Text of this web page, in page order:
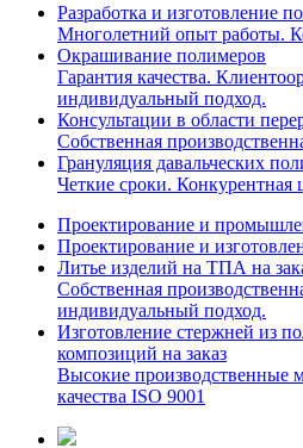
Разработка и изготовление
Многолетний опыт работы.
Окрашивание полимеров
Гарантия качества.
индивидуальный подход.
Консультации в области
Собственная
Грануляция давальческих
Четкие сроки. Конкурентная
Проектирование и
Проектирование и
Литье изделий на ТПА на
Собственная
индивидуальный подход.
Изготовление стержней из
композиций на заказ
Высокие производственные
качества ISO 9001